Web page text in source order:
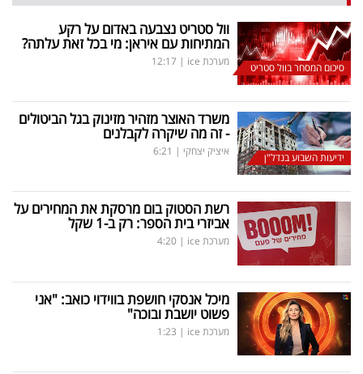
סיכום המסחר בוול סטריט
וול סטריט נצבעה באדום על רקע
המתיחות עם איראן: מי בכל זאת עלתה?
מערכת ice |
12:17
ידיעות השבוע בנדל"ן
משרד האוצר מזהיר מזינוק בגל הביטולים
- זה מה שיקרה לקבלנים
איציק יצחקי |
6:21
רשת הסטוק בום מרסקת את המחירים על
אביזרי בית הספר: רק ב-1 שקל
מערכת ice |
4:20
מיכל אנסקי חושפת בווידוי כואב: "אני
פשוט יושבת ובוכה"
מערכת ice |
1:23